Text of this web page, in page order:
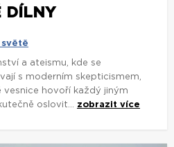
DÍLNY
a ateismu, kde se
s moderním skepticismem,
vesnice hovoří každý jiným
oslovit... zobrazit více